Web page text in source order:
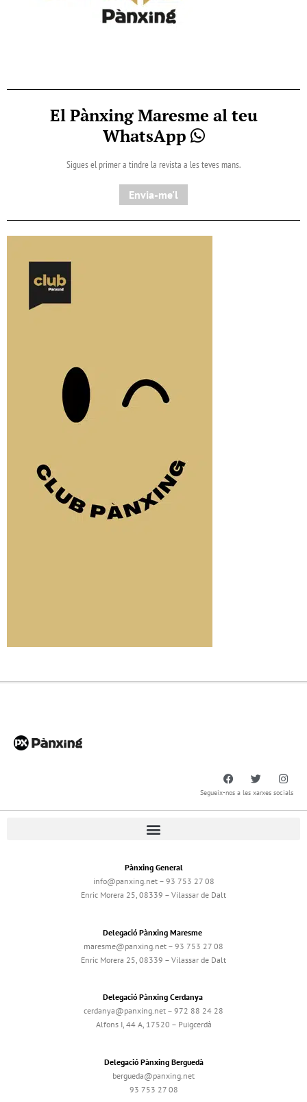
El Pànxing Maresme al teu
WhatsApp
Sigues el primer a tindre la revista a les teves mans.
Envia-me'l
Segueix-nos a les xarxes socials
Pànxing General
info@panxing.net – 93 753 27 08
Enric Morera 25, 08339 – Vilassar de Dalt
Delegació Pànxing Maresme
maresme@panxing.net – 93 753 27 08
Enric Morera 25, 08339 – Vilassar de Dalt
Delegació Pànxing Cerdanya
cerdanya@panxing.net – 972 88 24 28
Alfons I, 44 A, 17520 – Puigcerdà
Delegació Pànxing Berguedà
bergueda@panxing.net
93 753 27 08